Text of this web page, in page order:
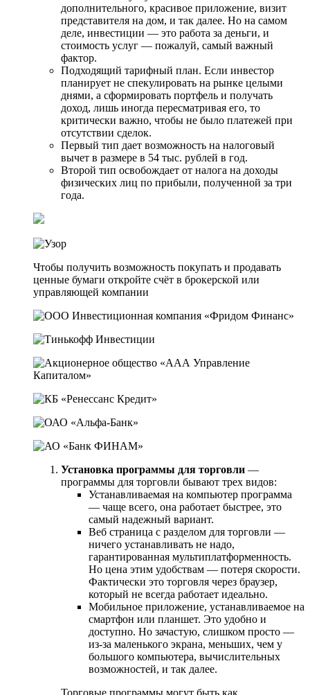
дополнительного, красивое приложение, визит
представителя на дом, и так далее. Но на самом
деле, инвестиции — это работа за деньги, и
стоимость услуг — пожалуй, самый важный
фактор.
Подходящий тарифный план. Если инвестор
планирует не спекулировать на рынке целыми
днями, а сформировать портфель и получать
доход, лишь иногда пересматривая его, то
критически важно, чтобы не было платежей при
отсутствии сделок.
Первый тип дает возможность на налоговый
вычет в размере в 54 тыс. рублей в год.
Второй тип освобождает от налога на доходы
физических лиц по прибыли, полученной за три
года.
Чтобы получить возможность покупать и продавать
ценные бумаги откройте счёт в брокерской или
управляющей компании
Установка программы для торговли —
программы для торговли бывают трех видов:
Устанавливаемая на компьютер программа
— чаще всего, она работает быстрее, это
самый надежный вариант.
Веб страница с разделом для торговли —
ничего устанавливать не надо,
гарантированная мультиплатформенность.
Но цена этим удобствам — потеря скорости.
Фактически это торговля через браузер,
который не всегда работает идеально.
Мобильное приложение, устанавливаемое на
смартфон или планшет. Это удобно и
доступно. Но зачастую, слишком просто —
из-за маленького экрана, меньших, чем у
большого компьютера, вычислительных
возможностей, и так далее.
Торговые программы могут быть как